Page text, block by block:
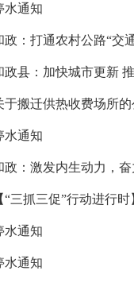
水通知
政：打通农村公路“交
政县：加快城市更新
于搬迁供热收费场所
水通知
政：激发内生动力，
水通知
水通知